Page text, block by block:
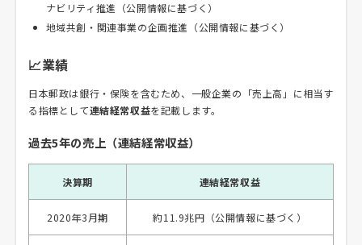
ナビリティ推進（公開情報に基づく）
地域共創・関連事業の企画推進（公開情報に基づく）
📈業績
日本郵政は銀行・保険を含むため、一般企業の「売上高」に相当す
る指標として連結経常収益を記載します。
過去5年の売上（連結経常収益）
決算期 連結経常収益
2020年3月期 約11.9兆円（公開情報に基づく）